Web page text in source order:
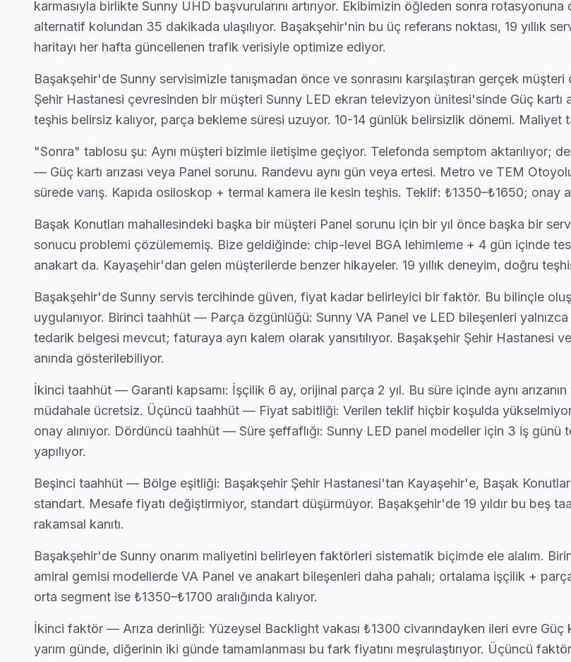
· Başakşehir Samsung
· Başakşehir LG
· Başakşehir Panasonic
· Başakşehir Toshiba
Başakşehir'de Sunny TV Servisi Hakkında Kısa Cevaplar
Sunny Televizyon Tamiri
✓ 15+ Yıl Deneyim
✓ Orijinal Yedek Parça
✓ Ücretsiz Arıza Tespiti
Başakşehir Mahallelerinde Sunny Servis: Kuşak Perspektifi
Başakşehir, İstanbul'un hızla gelişen ve modern bir yüzünü temsil eden bir ilçesidir. Bu bölgedeki
Yaşlı nüfus, genellikle eski nesil CRT veya plazma televizyonları tercih etmektedir. Bu gruptaki
Orta yaş grubundaki bireyler ise Full HD LCD televizyonları tercih etmektedir. Genellikle 50 inç'lik
Genç kullanıcılar, 4K OLED televizyonları tercih ederken, daha yüksek görüntü kalitesi ve daha
Başakşehir’in mahalle karakteristikleri, bu kuşakların televizyon kullanım alışkanlıklarını
Başakşehir'de Sunny TV: Kuşaklar Arası Kullanım Farkları
Başakşehir'deki Sunny televizyon kullanıcıları arasında sıkça karşılaşılan teknik sorunlar, kuşaklar
Panel Arızası: Genellikle ekranın ortasında beliren renk kaymaları ve görüntü bozulmalarıyla
Anakart Sorunları: Cihazın açılmaması ya da uzaktan kumanda ile yanıt vermemesi gibi fiziksel
Güç Kartı Problemleri: Cihazın elektrikle ilgili sorunlar yaşaması; ekranın yanması veya tamamen
Backlight Problemleri: Ekranda kararma veya aydınlatma dengesizliği gibi belirtileri vardır.
karmasıyla birlikte Sunny UHD başvurularını artırıyor. Ekibimizin öğleden sonra
alternatif kolundan 35 dakikada ulaşılıyor. Başakşehir'nin bu üç referans noktası, 19 yıllık
haritayı her hafta güncellenen trafik verisiyle optimize ediyor.
Başakşehir'de Sunny servisimizle tanışmadan önce ve sonrasını karşılaştıran gerçek
Şehir Hastanesi çevresinden bir müşteri Sunny LED ekran televizyon ünitesi'sinde Güç kartı
teşhis belirsiz kalıyor, parça bekleme süresi uzuyor. 10-14 günlük belirsizlik dönemi. Maliyet
"Sonra" tablosu şu: Aynı müşteri bizimle iletişime geçiyor. Telefonda semptom aktarılıyor;
— Güç kartı arızası veya Panel sorunu. Randevu aynı gün veya ertesi. Metro ve TEM
sürede varış. Kapıda osiloskop + termal kamera ile kesin teşhis. Teklif: ₺1350–₺1650; onay
Başak Konutları mahallesindeki başka bir müşteri Panel sorunu için bir yıl önce başka bir
sonucu problemi çözülememiş. Bize geldiğinde: chip-level BGA lehimleme + 4 gün içinde
anakart da. Kayaşehir'dan gelen müşterilerde benzer hikayeler. 19 yıllık deneyim, doğru
Başakşehir'de Sunny servis tercihinde güven, fiyat kadar belirleyici bir faktör. Bu bilinçle
uygulanıyor. Birinci taahhüt — Parça özgünlüğü: Sunny VA Panel ve LED bileşenleri
tedarik belgesi mevcut; faturaya ayrı kalem olarak yansıtılıyor. Başakşehir Şehir Hastanesi
anında gösterilebiliyor.
İkinci taahhüt — Garanti kapsamı: İşçilik 6 ay, orijinal parça 2 yıl. Bu süre içinde aynı
müdahale ücretsiz. Üçüncü taahhüt — Fiyat sabitliği: Verilen teklif hiçbir koşulda
onay alınıyor. Dördüncü taahhüt — Süre şeffaflığı: Sunny LED panel modeller için 3 iş
yapılıyor.
Beşinci taahhüt — Bölge eşitliği: Başakşehir Şehir Hastanesi'tan Kayaşehir'e, Başak
standart. Mesafe fiyatı değiştirmiyor, standart düşürmüyor. Başakşehir'de 19 yıldır bu beş
rakamsal kanıtı.
Başakşehir'de Sunny onarım maliyetini belirleyen faktörleri sistematik biçimde ele alalım.
amiral gemisi modellerde VA Panel ve anakart bileşenleri daha pahalı; ortalama işçilik +
orta segment ise ₺1350–₺1700 aralığında kalıyor.
İkinci faktör — Arıza derinliği: Yüzeysel Backlight vakası ₺1300 civarındayken ileri evre Güç
yarım günde, diğerinin iki günde tamamlanması bu fark fiyatını meşrulaştırıyor. Üçüncü